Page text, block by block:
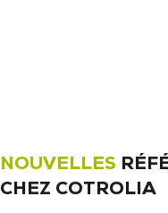
NOUVELLES
CHEZ COTROLIA